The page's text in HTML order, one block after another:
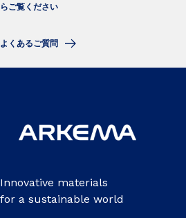
らご覧ください
よくあるご質問
Innovative materials
for a sustainable world